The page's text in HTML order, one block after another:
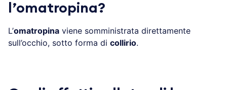
l’omatropina?
L’omatropina viene somministrata direttamente
sull’occhio, sotto forma di collirio.